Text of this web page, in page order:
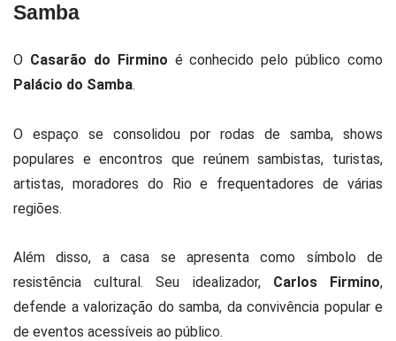
Samba
O Casarão do Firmino é conhecido pelo público como
Palácio do Samba.
O espaço se consolidou por rodas de samba, shows
populares e encontros que reúnem sambistas, turistas,
artistas, moradores do Rio e frequentadores de várias
regiões.
Além disso, a casa se apresenta como símbolo de
resistência cultural. Seu idealizador, Carlos Firmino,
defende a valorização do samba, da convivência popular e
de eventos acessíveis ao público.